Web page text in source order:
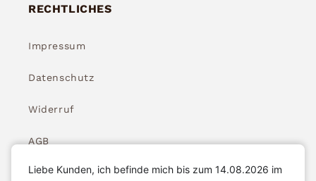
RECHTLICHES
Impressum
Datenschutz
Widerruf
AGB
Widerrufsbelehrung
Liebe Kunden, ich befinde mich bis zum 14.08.2026 im